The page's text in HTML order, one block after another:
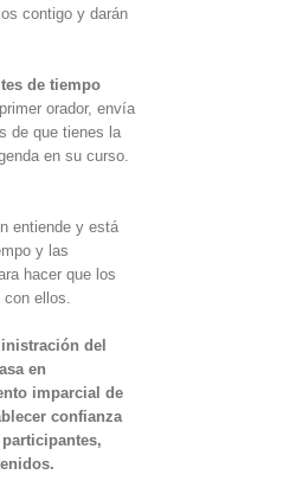
contigo y darán
de tiempo
orador, envía
de que tienes la
en su curso.
entiende y está
y las
hacer que los
con ellos.
del
en
imparcial de
confianza